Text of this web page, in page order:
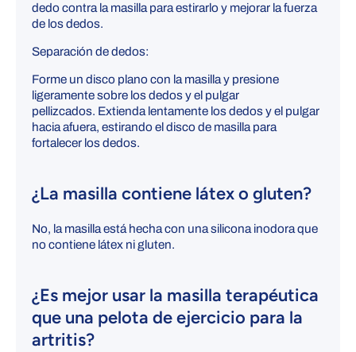
dedo contra la masilla para estirarlo y mejorar la fuerza
de los dedos.
Separación de dedos:
Forme un disco plano con la masilla y presione
ligeramente sobre los dedos y el pulgar
pellizcados. Extienda lentamente los dedos y el pulgar
hacia afuera, estirando el disco de masilla para
fortalecer los dedos.
¿La masilla contiene látex o gluten?
No, la masilla está hecha con una silicona inodora que
no contiene látex ni gluten.
¿Es mejor usar la masilla terapéutica
que una pelota de ejercicio para la
artritis?